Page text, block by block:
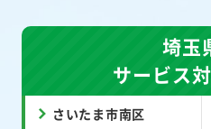
埼玉
サービス
さいたま市南区